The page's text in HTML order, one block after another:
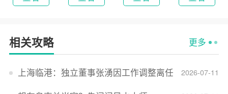
相关攻略 更多
2026-07-11
上海临港：独立董事张湧因工作调整离任